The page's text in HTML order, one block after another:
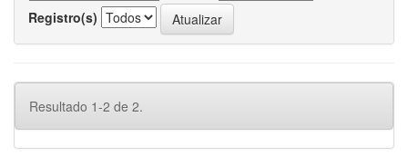
Registro(s)
Resultado 1-2 de 2.